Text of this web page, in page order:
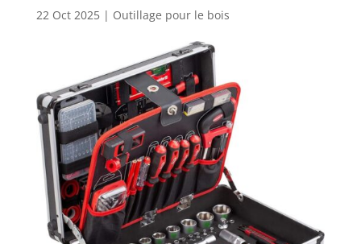
22 Oct 2025| Outillage pour le bois